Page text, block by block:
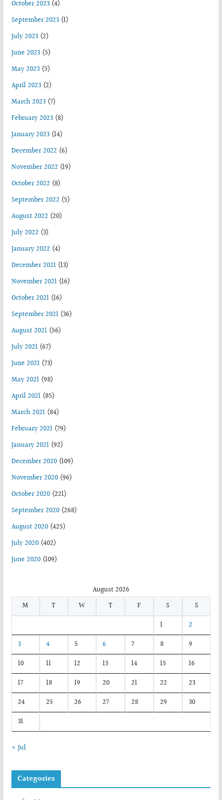
October 2023(4)
September 2023(1)
July 2023(2)
June 2023(5)
May 2023(5)
April 2023(2)
March 2023(7)
February 2023(8)
January 2023(14)
December 2022 (6)
November 2022 (19)
October 2022 (8)
September 2022 (5)
August 2022 (20)
July 2022 (3)
January 2022 (4)
December 2021(13)
November 2021(16)
October 2021(16)
September 2021(36)
August 2021(56)
July 2021(67)
June 2021(73)
May 2021(98)
April 2021(85)
March 2021(84)
February 2021(79)
January 2021(92)
December 2020(109)
November 2020(96)
October 2020(221)
September 2020(268)
August 2020(425)
July 2020(402)
June 2020(109)
August 2026
M
T W T F S
S
1
2
3
4 5 6 7 8
9
10
11 12 13 14 15
16
17
18 19 20 21 22
23
24
25 26 27 28 29
30
31
« Jul
Categories